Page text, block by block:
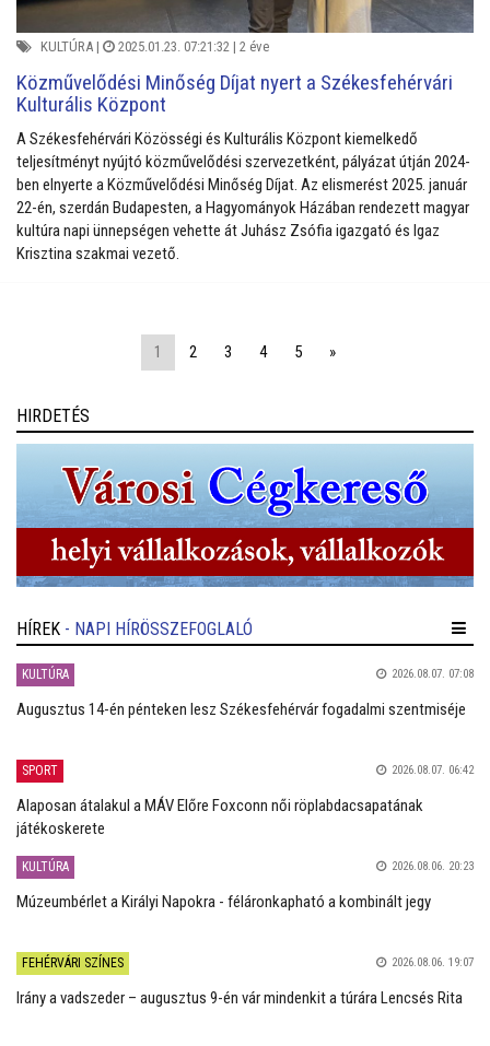
KULTÚRA | 2025.01.23. 07:21:32 | 2 éve
Közművelődési Minőség Díjat nyert a Székesfehérvári
Kulturális Központ
A Székesfehérvári Közösségi és Kulturális Központ kiemelkedő
teljesítményt nyújtó közművelődési szervezetként, pályázat útján 2024-
ben elnyerte a Közművelődési Minőség Díjat. Az elismerést 2025. január
22-én, szerdán Budapesten, a Hagyományok Házában rendezett magyar
kultúra napi ünnepségen vehette át Juhász Zsófia igazgató és Igaz
Krisztina szakmai vezető.
1 2 3 4 5 »
HIRDETÉS
HÍREK - NAPI HÍRÖSSZEFOGLALÓ
KULTÚRA 2026.08.07. 07:08
Augusztus 14-én pénteken lesz Székesfehérvár fogadalmi szentmiséje
SPORT 2026.08.07. 06:42
Alaposan átalakul a MÁV Előre Foxconn női röplabdacsapatának
játékoskerete
KULTÚRA 2026.08.06. 20:23
Múzeumbérlet a Királyi Napokra - féláronkapható a kombinált jegy
FEHÉRVÁRI SZÍNES 2026.08.06. 19:07
Irány a vadszeder – augusztus 9-én vár mindenkit a túrára Lencsés Rita